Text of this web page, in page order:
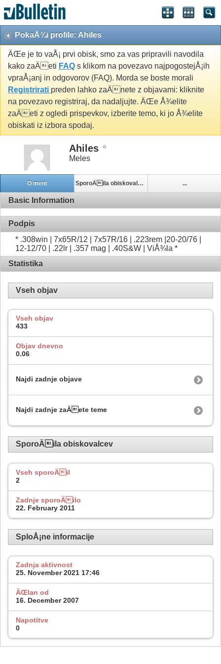
PokaÅ¾i profile: Ahiles
ÄŒe je to vaÅ¡ prvi obisk, smo za vas pripravili navodila
kako zaÄeti FAQ s klikom na povezavo najpogostejÅ¡ih
vpraÅ¡anj in odgovorov (FAQ). Morda se boste morali
Registrirati preden lahko zaÄnete z objavami: kliknite
na povezavo registriraj, da nadaljujte. ÄŒe Å¾elite
zaÄeti z ogledi prispevkov, izberite temo, ki jo Å¾elite
obiskati iz izbora spodaj.
Ahiles
Meles
O meni SporoÄila obiskovalcev ...
Basic Information
Podpis
* .308win | 7x65R/12 | 7x57R/16 | .223rem |20-20/76 |
12-12/70 | .22lr | .357 mag | .40S&W | ViÅ¾la *
Statistika
Vseh objav
Vseh objav
433
Objav dnevno
0.06
Najdi zadnje objave
Najdi zadnje zaÄete teme
SporoÄila obiskovalcev
Vseh sporoÄil
2
Zadnje sporoÄilo
22. February 2011
SploÅ¡ne informacije
Zadnja aktivnost
25. November 2021 17:46
ÄŒlan od
16. December 2007
Napotitve
0